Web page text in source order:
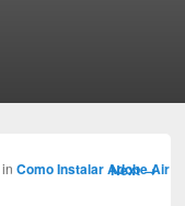
Image
Next →
inComo Instalar Adobe Air